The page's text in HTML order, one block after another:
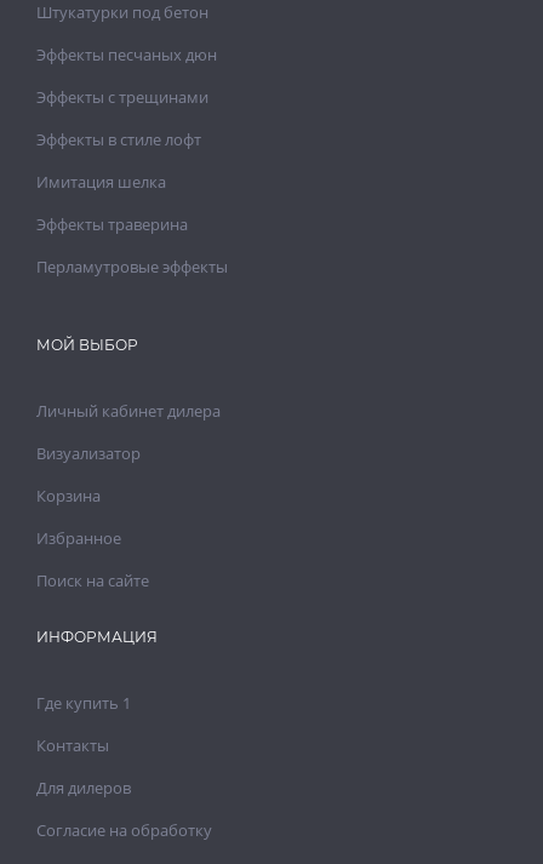
Штукатурки под бетон
Эффекты песчаных дюн
Эффекты с трещинами
Эффекты в стиле лофт
Имитация шелка
Эффекты траверина
Перламутровые эффекты
МОЙ ВЫБОР
Личный кабинет дилера
Визуализатор
Корзина
Избранное
Поиск на сайте
ИНФОРМАЦИЯ
Где купить 1
Контакты
Для дилеров
Согласие на обработку